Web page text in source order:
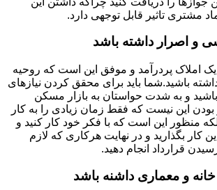
مشتری تاثیر قابل توجهی دارد.
و اصرار داشته باشد
یک املاک پردرآمد و موفق این است که روحیه
باشید.شما باید برای محقق کردن نیازهای
و به شدت حواستان به بازار مسکن
بودن این نیست که فقط زمان زیادی را به کار
منظور این است که با فکر خود کار کنید و
کار بگذارید و در نهایت هرکاری که لازم
قرارداد انجام دهید.
خانه و معماری داشنه باشد